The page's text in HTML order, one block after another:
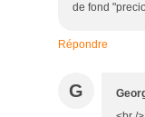
de fond
Répondre
G